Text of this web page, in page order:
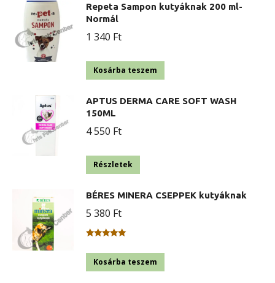
Repeta Sampon kutyáknak 200 ml-
Normál
1 340 Ft
Kosárba teszem
APTUS DERMA CARE SOFT WASH
150ML
4 550 Ft
Részletek
BÉRES MINERA CSEPPEK kutyáknak
5 380 Ft
5.00/ 5
Kosárba teszem